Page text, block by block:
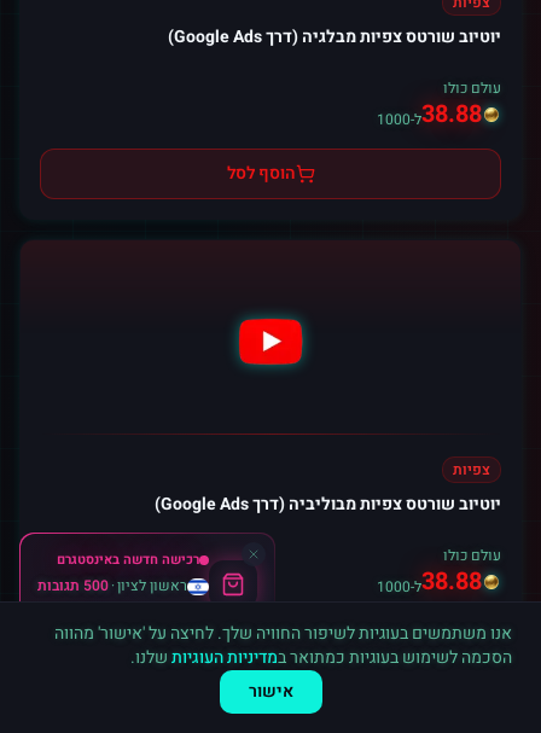
יוטיוב שורטס צפיות מבלגיה (דרך Google Ads)
עולם כולו
38.88ל-1000
הוסף לסל
צפיות
יוטיוב שורטס צפיות מבוליביה (דרך Google Ads)
עולם כולו
38.88ל-1000
הוסף לסל
רכישה חדשה באינסטגרם
ראשון לציון·500 תגובות
אנו משתמשים בעוגיות לשיפור החוויה שלך. לחיצה על 'אישור' מהווה
הסכמה לשימוש בעוגיות כמתואר במדיניות העוגיותשלנו.
אישור